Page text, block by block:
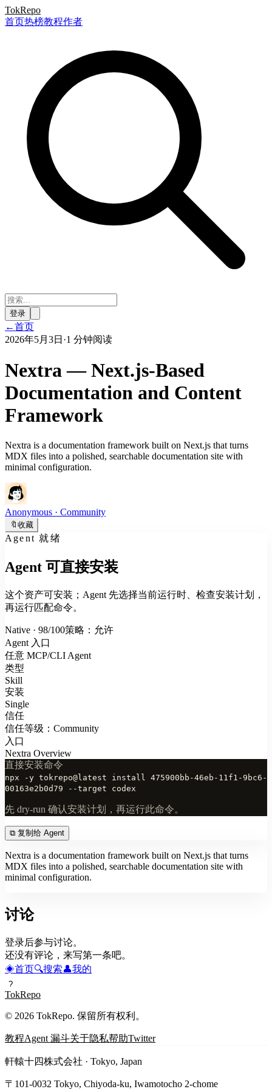
TokRepo
首页热榜教程作者
登录
←首页
2026年5月3日 ·1 分钟阅读
Nextra — Next.js-Based
Documentation and Content
Framework
Nextra is a documentation framework built on Next.js that turns
MDX files into a polished, searchable documentation site with
minimal configuration.
Anonymous · Community
🔖 收藏
Agent 就绪
Agent 可直接安装
这个资产可安装；Agent 先选择当前运行时、检查安装计划，
再运行匹配命令。
Native · 98/100策略：允许
Agent 入口
任意 MCP/CLI Agent
类型
Skill
安装
Single
信任
信任等级：Community
入口
Nextra Overview
直接安装命令
npx -y tokrepo@latest install 475900bb-46eb-11f1-9bc6-
00163e2b0d79 --target codex
先 dry-run 确认安装计划，再运行此命令。
⧉ 复制给 Agent
Nextra is a documentation framework built on Next.js that turns
MDX files into a polished, searchable documentation site with
minimal configuration.
讨论
登录后参与讨论。
还没有评论，来写第一条吧。
◈首页🔍搜索👤我的
?
TokRepo
© 2026 TokRepo. 保留所有权利。
教程Agent 漏斗关于隐私帮助Twitter
軒轅十四株式会社 · Tokyo, Japan
〒101-0032 Tokyo, Chiyoda-ku, Iwamotocho 2-chome